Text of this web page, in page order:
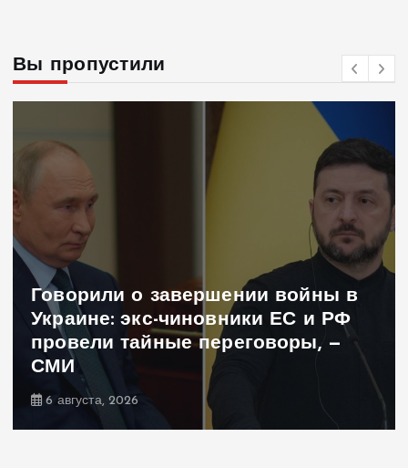
Вы пропустили
о завершении войны в
экс-чиновники ЕС и РФ
тайные переговоры, —
2026 5